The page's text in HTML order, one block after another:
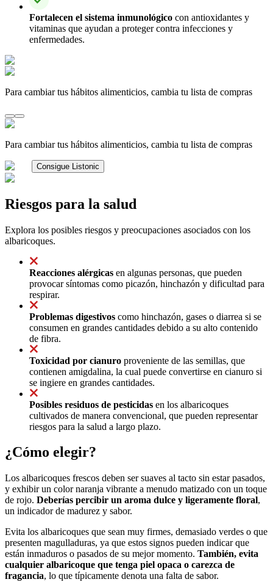
Fortalecen el sistema inmunológico con antioxidantes y
vitaminas que ayudan a proteger contra infecciones y
enfermedades.
Para cambiar tus hábitos alimenticios, cambia tu lista de compras
Para cambiar tus hábitos alimenticios, cambia tu lista de compras
Consigue Listonic
Riesgos para la salud
Explora los posibles riesgos y preocupaciones asociados con los
albaricoques.
Reacciones alérgicas en algunas personas, que pueden
provocar síntomas como picazón, hinchazón y dificultad para
respirar.
Problemas digestivos como hinchazón, gases o diarrea si se
consumen en grandes cantidades debido a su alto contenido
de fibra.
Toxicidad por cianuro proveniente de las semillas, que
contienen amigdalina, la cual puede convertirse en cianuro si
se ingiere en grandes cantidades.
Posibles residuos de pesticidas en los albaricoques
cultivados de manera convencional, que pueden representar
riesgos para la salud a largo plazo.
¿Cómo elegir?
Los albaricoques frescos deben ser suaves al tacto sin estar pasados,
y exhibir un color naranja vibrante a menudo matizado con un toque
de rojo. Deberías percibir un aroma dulce y ligeramente floral,
un indicador de madurez y sabor.
Evita los albaricoques que sean muy firmes, demasiado verdes o que
presenten magulladuras, ya que estos signos pueden indicar que
están inmaduros o pasados de su mejor momento. También, evita
cualquier albaricoque que tenga piel opaca o carezca de
fragancia, lo que típicamente denota una falta de sabor.